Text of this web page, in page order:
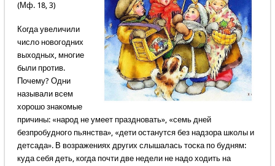
(Мф. 18, 3)
Когда увеличили
число новогодних
выходных, многие
были против.
Почему? Одни
называли всем
хорошо знакомые
причины: «народ не умеет праздновать», «семь дней
безпробудного пьянства», «дети останутся без надзора школы и
детсада». В возражениях других слышалась тоска по будням:
куда себя деть, когда почти две недели не надо ходить на